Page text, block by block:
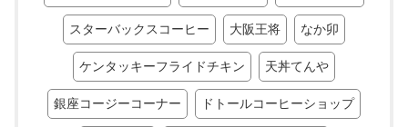
スターバックスコーヒー 大阪王将 なか卯
ケンタッキーフライドチキン 天丼てんや
銀座コージーコーナー ドトールコーヒーショップ